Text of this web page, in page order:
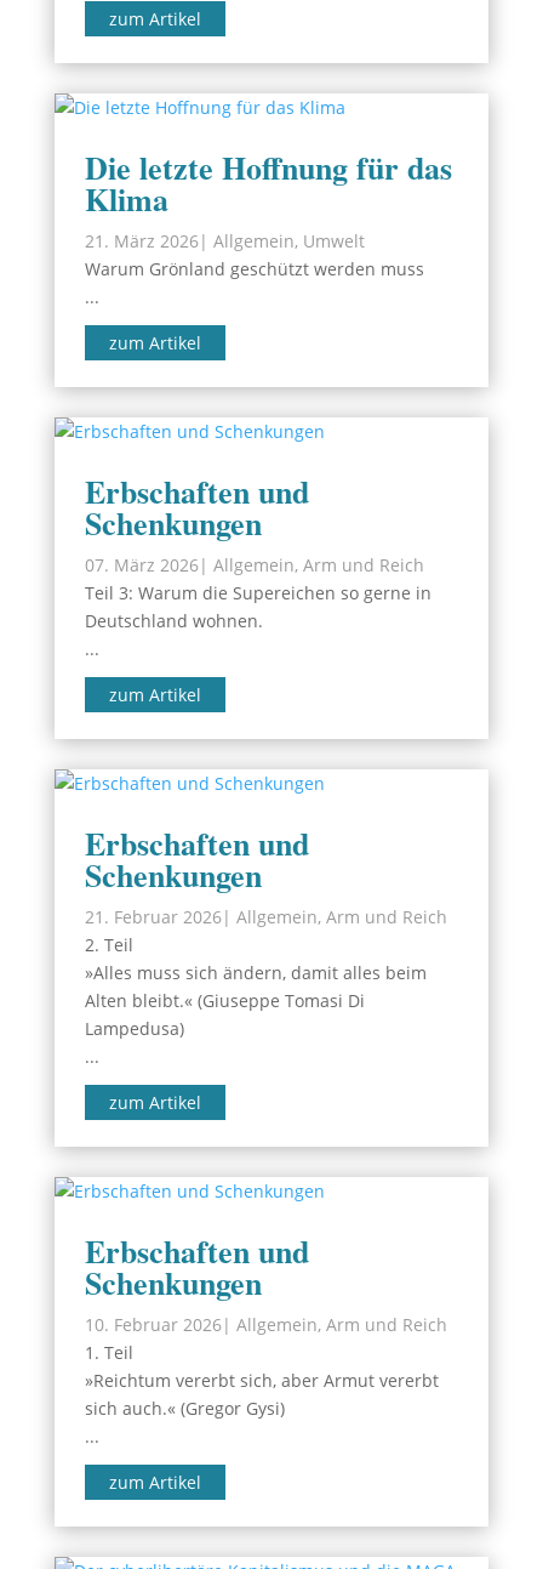
zum Artikel
Die letzte Hoffnung für das
Klima
21. März 2026| Allgemein, Umwelt
Warum Grönland geschützt werden muss
...
zum Artikel
Erbschaften und
Schenkungen
07. März 2026| Allgemein, Arm und Reich
Teil 3: Warum die Supereichen so gerne in
Deutschland wohnen.
...
zum Artikel
Erbschaften und
Schenkungen
21. Februar 2026| Allgemein, Arm und Reich
2. Teil
»Alles muss sich ändern, damit alles beim
Alten bleibt.« (Giuseppe Tomasi Di
Lampedusa)
...
zum Artikel
Erbschaften und
Schenkungen
10. Februar 2026| Allgemein, Arm und Reich
1. Teil
»Reichtum vererbt sich, aber Armut vererbt
sich auch.« (Gregor Gysi)
...
zum Artikel